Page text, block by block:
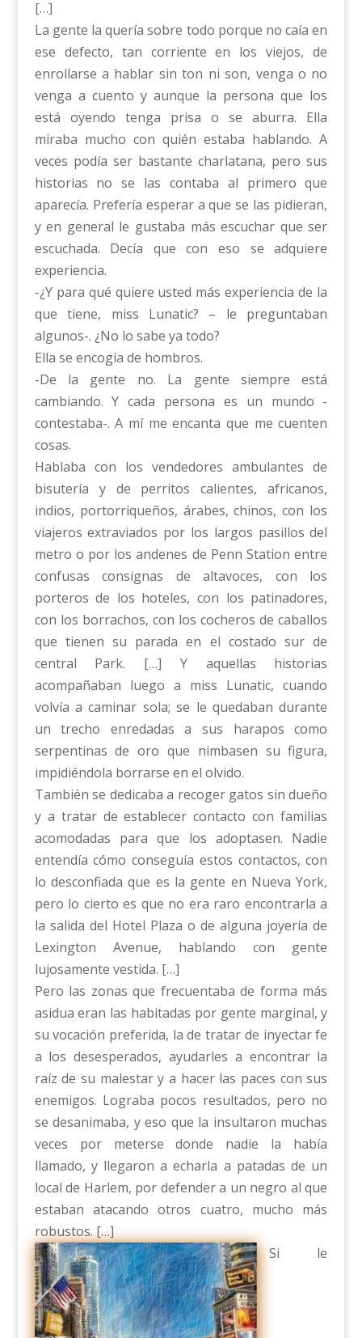
[…]
La gente la quería sobre todo porque no caía en
ese defecto, tan corriente en los viejos, de
enrollarse a hablar sin ton ni son, venga o no
venga a cuento y aunque la persona que los
está oyendo tenga prisa o se aburra. Ella
miraba mucho con quién estaba hablando. A
veces podía ser bastante charlatana, pero sus
historias no se las contaba al primero que
aparecía. Prefería esperar a que se las pidieran,
y en general le gustaba más escuchar que ser
escuchada. Decía que con eso se adquiere
experiencia.
-¿Y para qué quiere usted más experiencia de la
que tiene, miss Lunatic? – le preguntaban
algunos-. ¿No lo sabe ya todo?
Ella se encogía de hombros.
-De la gente no. La gente siempre está
cambiando. Y cada persona es un mundo -
contestaba-. A mí me encanta que me cuenten
cosas.
Hablaba con los vendedores ambulantes de
bisutería y de perritos calientes, africanos,
indios, portorriqueños, árabes, chinos, con los
viajeros extraviados por los largos pasillos del
metro o por los andenes de Penn Station entre
confusas consignas de altavoces, con los
porteros de los hoteles, con los patinadores,
con los borrachos, con los cocheros de caballos
que tienen su parada en el costado sur de
central Park. […] Y aquellas historias
acompañaban luego a miss Lunatic, cuando
volvía a caminar sola; se le quedaban durante
un trecho enredadas a sus harapos como
serpentinas de oro que nimbasen su figura,
impidiéndola borrarse en el olvido.
También se dedicaba a recoger gatos sin dueño
y a tratar de establecer contacto con familias
acomodadas para que los adoptasen. Nadie
entendía cómo conseguía estos contactos, con
lo desconfiada que es la gente en Nueva York,
pero lo cierto es que no era raro encontrarla a
la salida del Hotel Plaza o de alguna joyería de
Lexington Avenue, hablando con gente
lujosamente vestida. […]
Pero las zonas que frecuentaba de forma más
asidua eran las habitadas por gente marginal, y
su vocación preferida, la de tratar de inyectar fe
a los desesperados, ayudarles a encontrar la
raíz de su malestar y a hacer las paces con sus
enemigos. Lograba pocos resultados, pero no
se desanimaba, y eso que la insultaron muchas
veces por meterse donde nadie la había
llamado, y llegaron a echarla a patadas de un
local de Harlem, por defender a un negro al que
estaban atacando otros cuatro, mucho más
robustos. […]
Si le